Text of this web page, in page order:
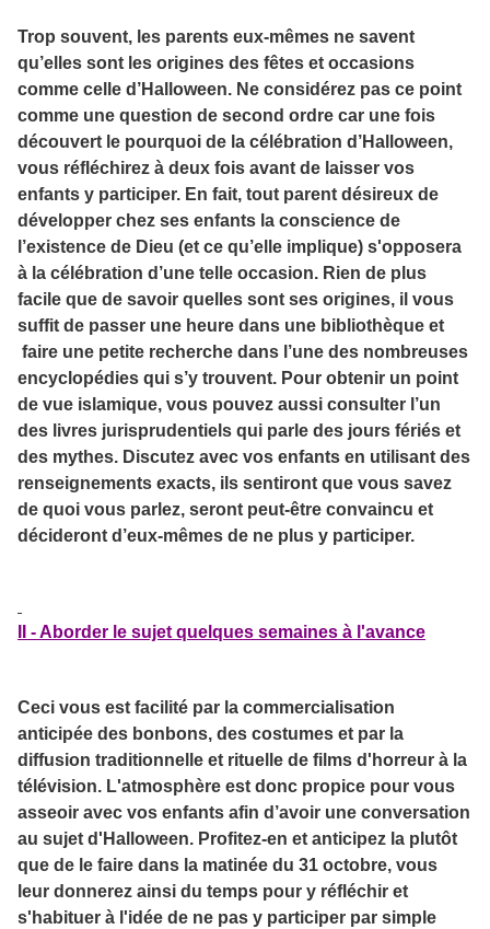
Trop souvent, les parents eux-mêmes ne savent
qu’elles sont les origines des fêtes et occasions
comme celle d’Halloween. Ne considérez pas ce point
comme une question de second ordre car une fois
découvert le pourquoi de la célébration d’Halloween,
vous réfléchirez à deux fois avant de laisser vos
enfants y participer. En fait, tout parent désireux de
développer chez ses enfants la conscience de
l’existence de Dieu (et ce qu’elle implique) s'opposera
à la célébration d’une telle occasion. Rien de plus
facile que de savoir quelles sont ses origines, il vous
suffit de passer une heure dans une bibliothèque et
faire une petite recherche dans l’une des nombreuses
encyclopédies qui s’y trouvent. Pour obtenir un point
de vue islamique, vous pouvez aussi consulter l’un
des livres jurisprudentiels qui parle des jours fériés et
des mythes. Discutez avec vos enfants en utilisant des
renseignements exacts, ils sentiront que vous savez
de quoi vous parlez, seront peut-être convaincu et
décideront d’eux-mêmes de ne plus y participer.
II - Aborder le sujet quelques semaines à l'avance
Ceci vous est facilité par la commercialisation
anticipée des bonbons, des costumes et par la
diffusion traditionnelle et rituelle de films d'horreur à la
télévision. L'atmosphère est donc propice pour vous
asseoir avec vos enfants afin d’avoir une conversation
au sujet d'Halloween. Profitez-en et anticipez la plutôt
que de le faire dans la matinée du 31 octobre, vous
leur donnerez ainsi du temps pour y réfléchir et
s'habituer à l'idée de ne pas y participer par simple